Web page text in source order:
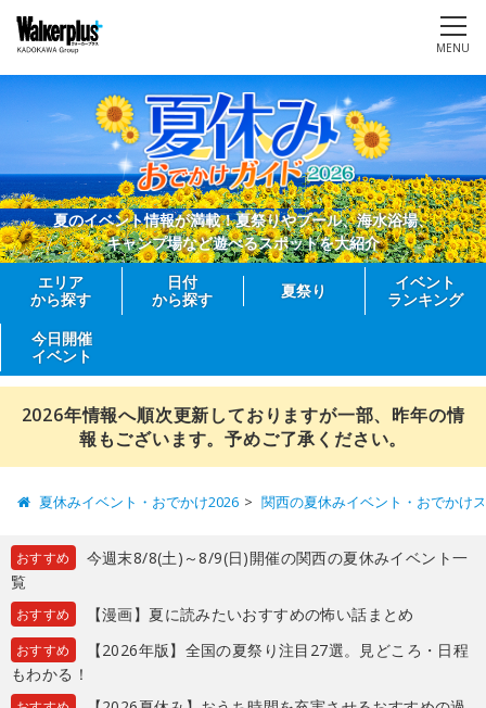
MENU
夏のイベント情報が満載！夏祭りやプール、海水浴場、
キャンプ場など遊べるスポットを大紹介
エリア
から探す
日付
から探す
夏祭り
イベント
ランキング
今日開催
イベント
2026年情報へ順次更新しておりますが一部、昨年の情
報もございます。予めご了承ください。
夏休みイベント・おでかけ2026 関西の夏休みイベント・おでかけ
おすすめ
今週末8/8(土)～8/9(日)開催の関西の夏休みイベント一
覧
おすすめ 【漫画】夏に読みたいおすすめの怖い話まとめ
おすすめ
【2026年版】全国の夏祭り注目27選。見どころ・日程
もわかる！